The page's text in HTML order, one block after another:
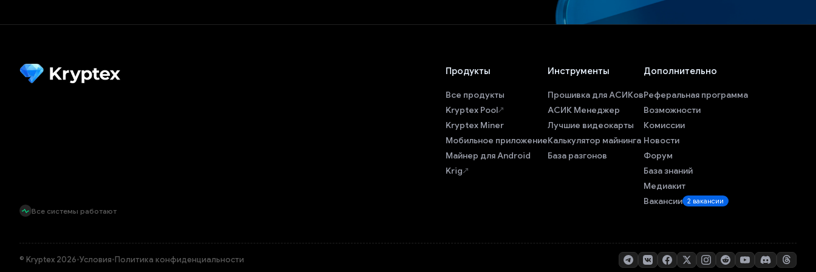
Все системы работают
Продукты
Все продукты
Kryptex Pool
Kryptex Miner
Мобильное приложение
Майнер для Android
Krig
Инструменты
Прошивка для АСИКов
АСИК Менеджер
Лучшие видеокарты
Калькулятор майнинга
База разгонов
Дополнительно
Реферальная программа
Возможности
Комиссии
Новости
Форум
База знаний
Медиакит
Вакансии 2 вакансии
© Kryptex 2026•Условия•Политика конфиденциальности